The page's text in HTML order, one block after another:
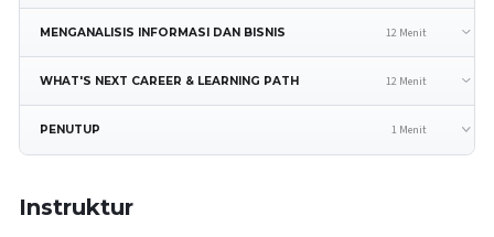
MENGANALISIS INFORMASI DAN BISNIS 12 Menit
WHAT'S NEXT CAREER & LEARNING PATH 12 Menit
PENUTUP 1 Menit
Instruktur